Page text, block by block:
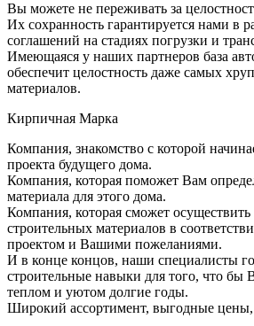
Вы можете не переживать за
Их сохранность гарантируется нами в
соглашений на стадиях погрузки и
Имеющаяся у наших партнеров база
обеспечит целостность даже самых
материалов.
Кирпичная Марка
Компания, знакомство с которой
проекта будущего дома.
Компания, которая поможет Вам
материала для этого дома.
Компания, которая сможет осуществить
строительных материалов в
проектом и Вашими пожеланиями.
И в конце концов, наши специалисты
строительные навыки для того, что бы
теплом и уютом долгие годы.
Широкий ассортимент, выгодные цены,